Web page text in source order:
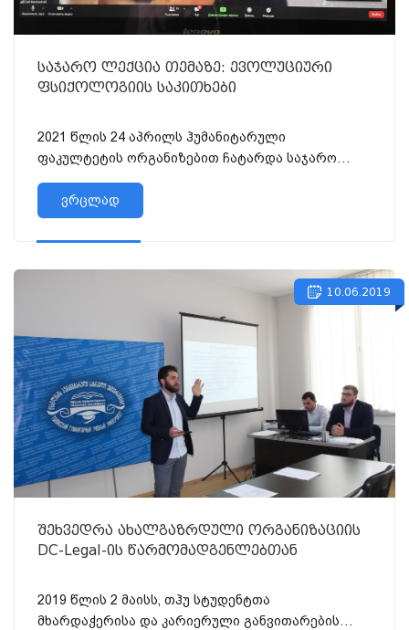
საჯარო ლექცია თემაზე: ევოლუციური
ფსიქოლოგიის საკითხები
2021 წლის 24 აპრილს ჰუმანიტარული
ფაკულტეტის ორგანიზებით ჩატარდა საჯარო
ლექცია თემაზე: ევოლუციური ფსიქოლოგიის
საკითხები, Zoom პლატფორმის მე...
ვრცლად
10.06.2019
შეხვედრა ახალგაზრდული ორგანიზაციის
DC-Legal-ის წარმომადგენლებთან
2019 წლის 2 მაისს, თჰუ სტუდენტთა
მხარდაჭერისა და კარიერული განვითარების